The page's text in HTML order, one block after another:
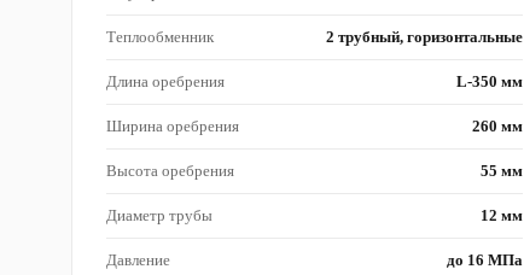
Теплообменник 2 трубный, горизонтальные
Длина оребрения L-350 мм
Ширина оребрения 260 мм
Высота оребрения 55 мм
Диаметр трубы 12 мм
Давление до 16 МПа